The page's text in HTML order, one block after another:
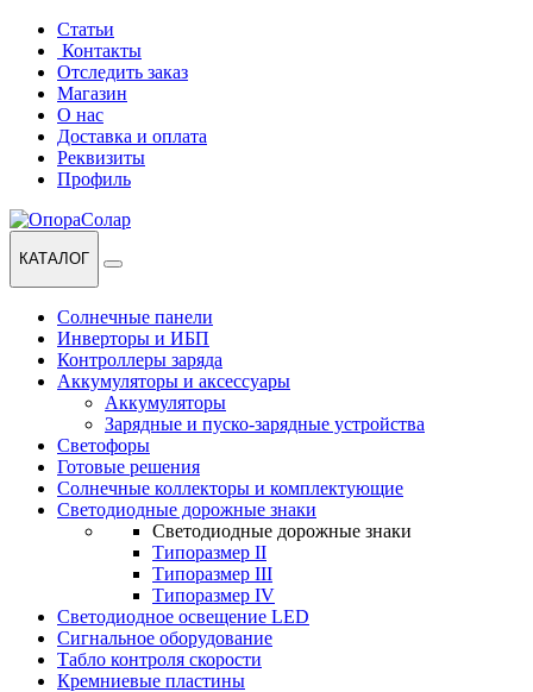
Перейти
навигации
Перейти
содержанию
Статьи
Контакты
Отследить заказ
Магазин
О нас
Доставка и оплата
Реквизиты
Профиль
КАТАЛОГ
Солнечные панели
Инверторы и ИБП
Контроллеры заряда
Аккумуляторы и аксессуары
Аккумуляторы
Зарядные и пуско-зарядные устройства
Светофоры
Готовые решения
Солнечные коллекторы и комплектующие
Светодиодные дорожные знаки
Светодиодные дорожные знаки
Типоразмер II
Типоразмер III
Типоразмер IV
Светодиодное освещение LED
Сигнальное оборудование
Табло контроля скорости
Кремниевые пластины